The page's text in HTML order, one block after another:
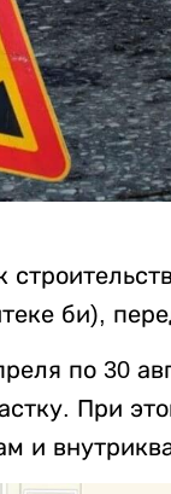
би),
по 30
При
и